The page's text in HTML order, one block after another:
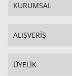
KURUMSAL
ALIŞVERİŞ
ÜYELİK